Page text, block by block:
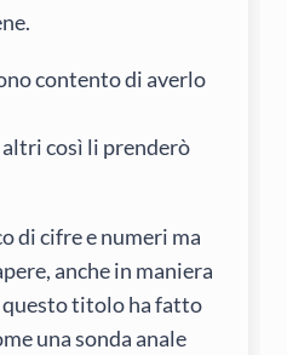
contento di averlo
così li prenderò
di cifre e numeri ma
anche in maniera
questo titolo ha fatto
una sonda anale